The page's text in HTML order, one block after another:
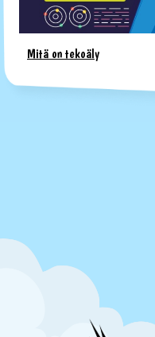
Mitä on tekoäly